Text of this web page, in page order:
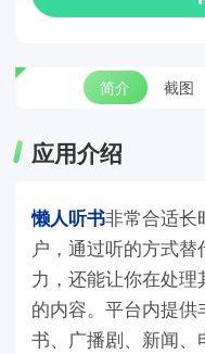
简介 截图
应用介绍
懒人听书非常合适长
户，通过听的方式
力，还能让你在处
的内容。平台内提
书、广播剧、新闻